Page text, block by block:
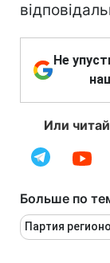
Не
Или
Больше по
Партия